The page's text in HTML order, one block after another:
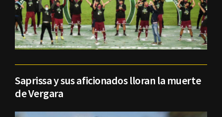
Saprissa y sus aficionados lloran la muerte
de Vergara